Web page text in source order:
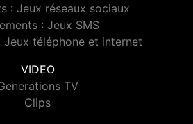
: Jeux réseaux sociaux
: Jeux SMS
Jeux téléphone et internet
VIDEO
TV
Clips